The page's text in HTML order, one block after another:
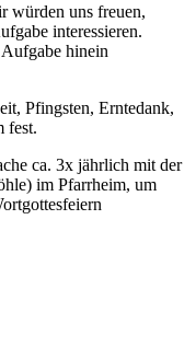
würden uns freuen,
interessieren.
hinein
Pfingsten, Erntedank,
fest.
ca. 3x jährlich mit der
im Pfarrheim, um